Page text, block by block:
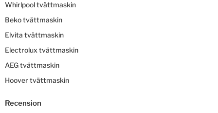
Whirlpool tvättmaskin
Beko tvättmaskin
Elvita tvättmaskin
Electrolux tvättmaskin
AEG tvättmaskin
Hoover tvättmaskin
Recension